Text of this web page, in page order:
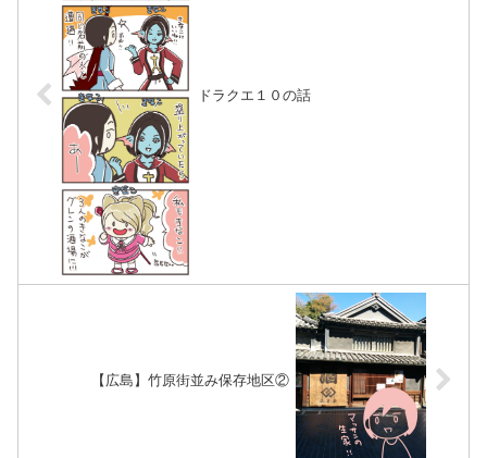
ドラクエ１０の話
【広島】竹原街並み保存地区②